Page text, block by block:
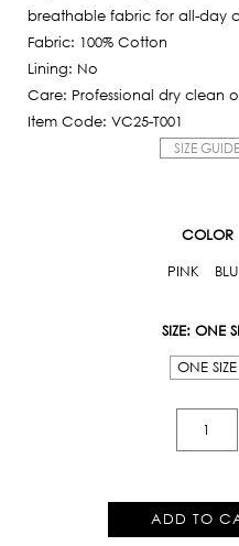
breathable fabric for all-day
Fabric: 100% Cotton
Lining: No
Care: Professional dry clean
Item Code: VC25-T001
SIZE GUIDE
COLOR
PINK
SIZE: ONE
ONE SIZE
Embroidered
quantity
ADD TO